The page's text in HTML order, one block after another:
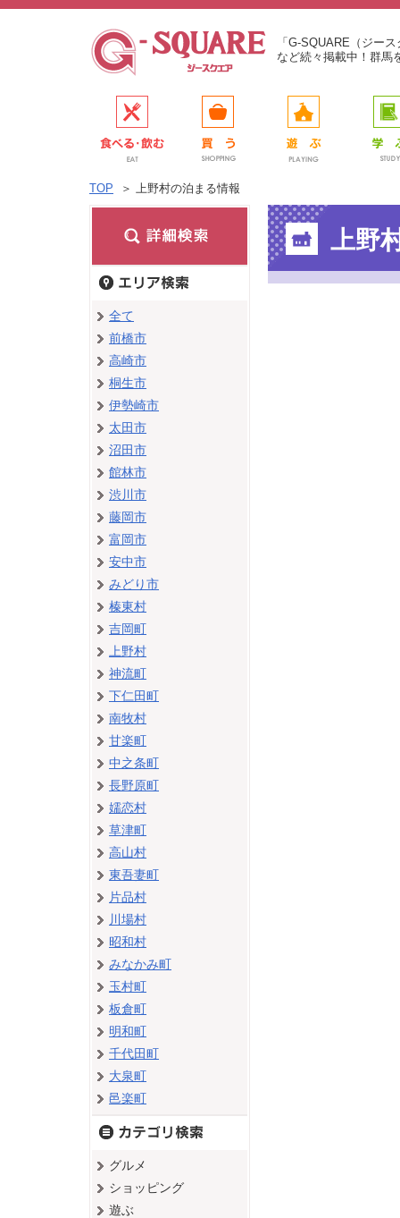
「G-SQUARE（ジー
など続々掲載中！群馬
TOP ＞ 上野村の泊まる情報
上野
全て
前橋市
高崎市
桐生市
伊勢崎市
太田市
沼田市
館林市
渋川市
藤岡市
富岡市
安中市
みどり市
榛東村
吉岡町
上野村
神流町
下仁田町
南牧村
甘楽町
中之条町
長野原町
嬬恋村
草津町
高山村
東吾妻町
片品村
川場村
昭和村
みなかみ町
玉村町
板倉町
明和町
千代田町
大泉町
邑楽町
グルメ
ショッピング
遊ぶ